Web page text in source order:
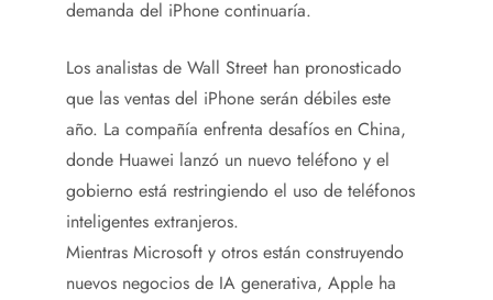
demanda del iPhone continuaría.
Los analistas de Wall Street han pronosticado
que las ventas del iPhone serán débiles este
año. La compañía enfrenta desafíos en China,
donde Huawei lanzó un nuevo teléfono y el
gobierno está restringiendo el uso de teléfonos
inteligentes extranjeros.
Mientras Microsoft y otros están construyendo
nuevos negocios de IA generativa, Apple ha